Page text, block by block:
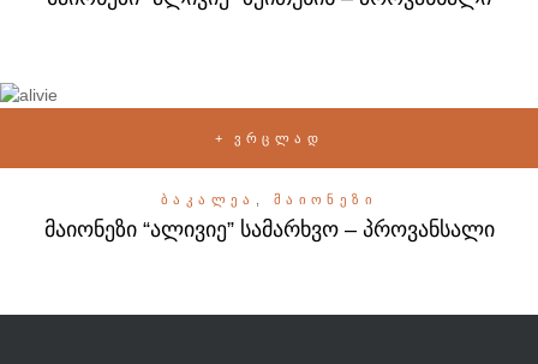
ᲕᲠᲪᲚᲐᲓ
ᲑᲐᲙᲐᲚᲔᲐ ᲛᲐᲘᲝᲜᲔᲖᲘ
მაიონეზი “ალივიე” სამარხვო – პროვანსალი